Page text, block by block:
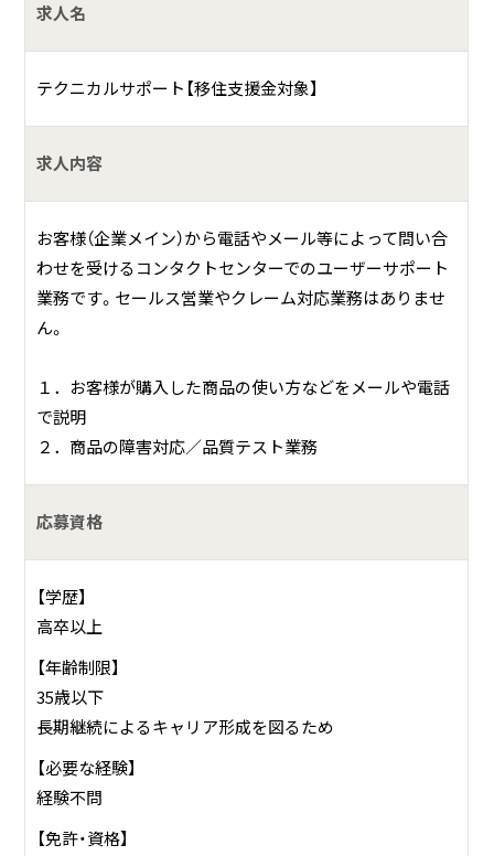
株式会社インターコム（パソコン通信ソフト 売上26年連続
No.1）の業務の一端を担い、 ソフトウェア開発、テスト支援、
コールセンター、導入支援、梱包配送業務を行っています。
求人名
テクニカルサポート【移住支援金対象】
求人内容
お客様（企業メイン）から電話やメール等によって問い合
わせを受けるコンタクトセンターでのユーザーサポート
業務です。セールス営業やクレーム対応業務はありませ
ん。
１．お客様が購入した商品の使い方などをメールや電話
で説明
２．商品の障害対応／品質テスト業務
応募資格
【学歴】
高卒以上
【年齢制限】
35歳以下
長期継続によるキャリア形成を図るため
【必要な経験】
経験不問
【免許・資格】